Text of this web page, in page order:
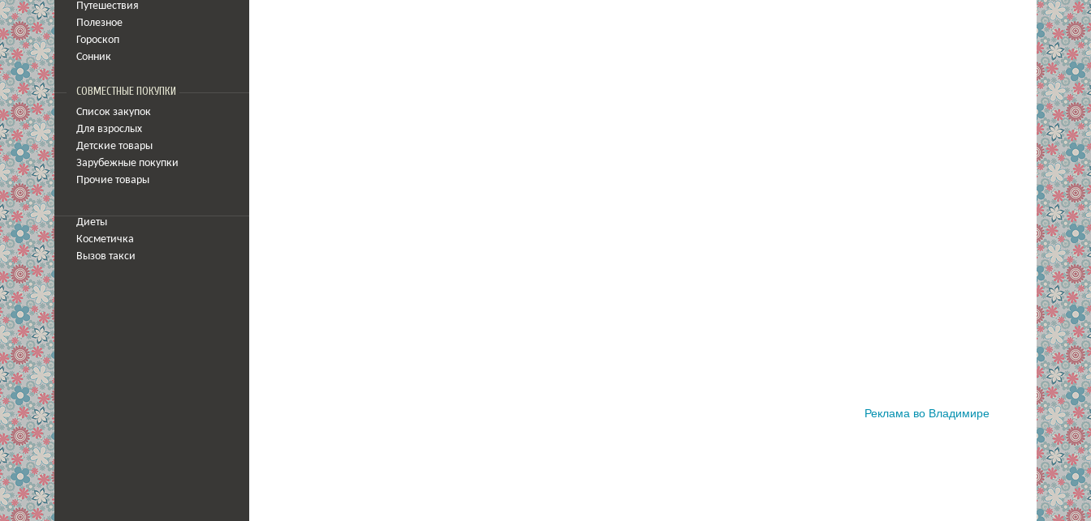
Путешествия
Полезное
Гороскоп
Сонник
СОВМЕСТНЫЕ ПОКУПКИ
Список закупок
Для взрослых
Детские товары
Зарубежные покупки
Прочие товары
Диеты
Косметичка
Вызов такси
Реклама во Владимире